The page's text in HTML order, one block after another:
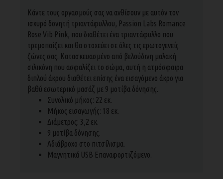
Kάντε τους οργασμούς σας να ανθίσουν με αυτόν τον
ισχυρό δονητή τριαντάφυλλου, Passion Labs Romance
Rose Vib Pink, που διαθέτει ένα τριαντάφυλλο που
τρεμοπαίζει και θα στοχεύει σε όλες τις ερωτογενείς
ζώνες σας. Κατασκευασμένο από βελούδινη μαλακή
σιλικόνη που ασφαλίζει το σώμα, αυτή η ατμόσφαιρα
διπλού άκρου διαθέτει επίσης ένα εισαγόμενο άκρο για
βαθύ εσωτερικό μασάζ με 9 μοτίβα δόνησης.
Συνολικό μήκος: 22 εκ.
Μήκος εισαγωγής: 18 εκ.
Διάμετρος: 3,2 εκ.
9 μοτίβα δόνησης.
Αδιάβροχο στο πιτσίλισμα.
Μαγνητικά USB Επαναφορτιζόμενο.